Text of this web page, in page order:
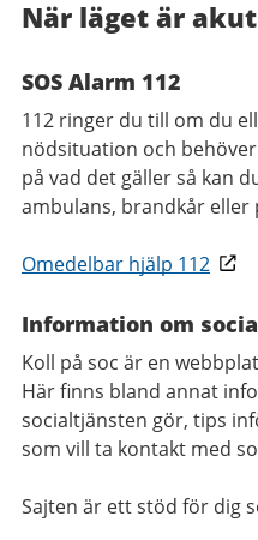
När läget är akut​
SOS Alarm 112
112 ringer du till om du
nödsituation och
på vad det gäller så kan
ambulans, brandkår eller
Omedelbar hjälp 112​
Information om
Koll på soc är en
Här finns bland annat
socialtjänsten gör, tips
som vill ta kontakt med
Sajten är ett stöd för dig